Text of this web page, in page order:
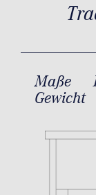
Maße
Gewicht